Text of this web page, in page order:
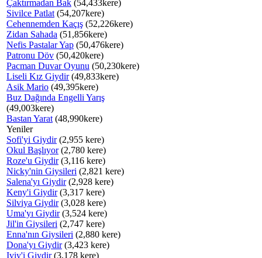
Çaktırmadan Bak (54,433kere)
Sivilce Patlat (54,207kere)
Cehennemden Kaçış (52,226kere)
Zidan Sahada (51,856kere)
Nefis Pastalar Yap (50,476kere)
Patronu Döv (50,420kere)
Pacman Duvar Oyunu (50,230kere)
Liseli Kız Giydir(49,833kere)
Asik Mario (49,395kere)
Buz Dağında Engelli Yarış
(49,003kere)
Bastan Yarat (48,990kere)
Yeniler
Sofi'yi Giydir(2,955 kere)
Okul Başlıyor(2,780 kere)
Roze'u Giydir(3,116 kere)
Nicky'nin Giysileri (2,821 kere)
Salena'yı Giydir(2,928 kere)
Keny'i Giydir(3,317 kere)
Silviya Giydir(3,028 kere)
Uma'yı Giydir(3,524 kere)
Jil'in Giysileri (2,747 kere)
Enna'nın Giysileri (2,880 kere)
Dona'yı Giydir(3,423 kere)
Iviy'i Giydir(3,178 kere)